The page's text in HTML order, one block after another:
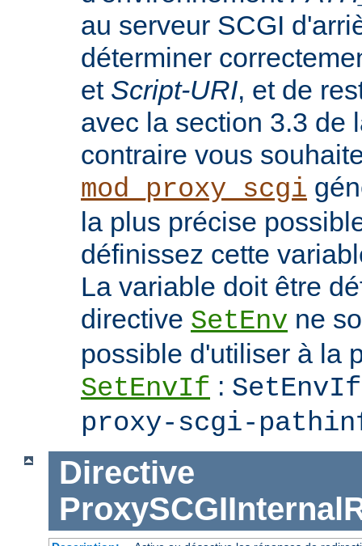
au serveur SCGI
déterminer
et Script-URI, et de
avec la section 3.3 de
contraire vous
mod_proxy_scgi
la plus précise
définissez cette
La variable doit être
directive SetEnv ne
possible d'utiliser à la
SetEnvIf :
proxy-scgi-
Directive